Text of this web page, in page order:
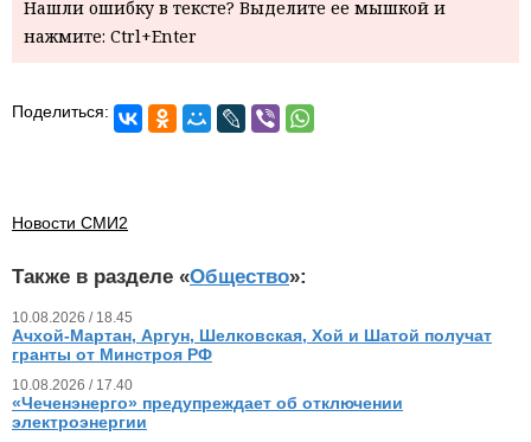
Нашли ошибку в тексте? Выделите ее мышкой и
нажмите: Ctrl+Enter
Поделиться:
Новости СМИ2
Также в разделе «Общество»:
10.08.2026 / 18.45
Ачхой-Мартан, Аргун, Шелковская, Хой и Шатой получат
гранты от Минстроя РФ
10.08.2026 / 17.40
«Чеченэнерго» предупреждает об отключении
электроэнергии